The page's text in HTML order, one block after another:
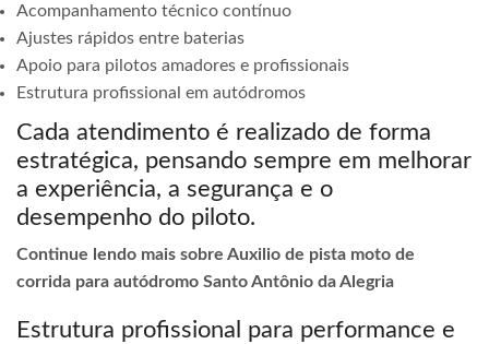
Acompanhamento técnico contínuo
Ajustes rápidos entre baterias
Apoio para pilotos amadores e profissionais
Estrutura profissional em autódromos
Cada atendimento é realizado de forma
estratégica, pensando sempre em melhorar
a experiência, a segurança e o
desempenho do piloto.
Continue lendo mais sobre Auxilio de pista moto de
corrida para autódromo Santo Antônio da Alegria
Estrutura profissional para performance e